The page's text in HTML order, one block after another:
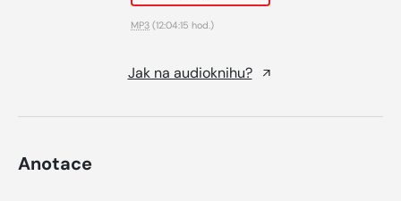
MP3 (12:04:15 hod.)
Jak na audioknihu?
Anotace